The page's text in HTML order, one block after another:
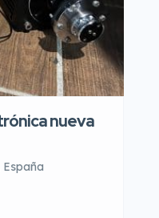
nueva
España